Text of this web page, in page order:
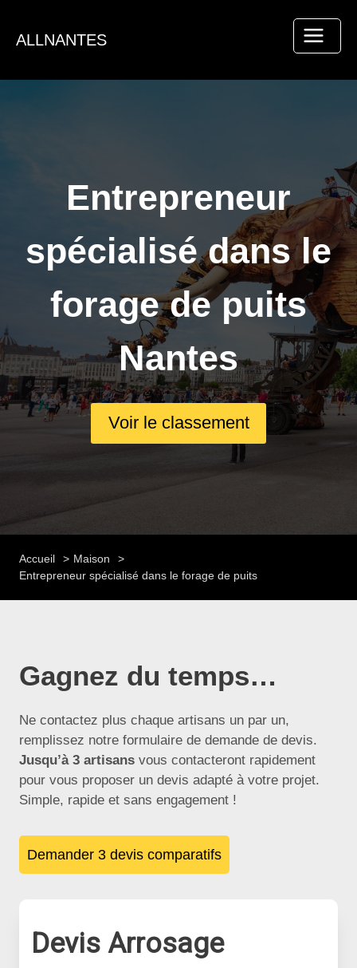
contenu
ALLNANTES
Entrepreneur
spécialisé dans le
forage de puits
Nantes
Voir le classement
Accueil
Maison
Entrepreneur spécialisé dans le forage de puits
Gagnez du temps…
Ne contactez plus chaque artisans un par un,
remplissez notre formulaire de demande de devis.
Jusqu’à 3 artisans vous contacteront rapidement
pour vous proposer un devis adapté à votre projet.
Simple, rapide et sans engagement !
Demander 3 devis comparatifs
Devis Arrosage